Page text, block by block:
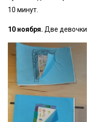
10 минут.
10 ноября. Две девочки